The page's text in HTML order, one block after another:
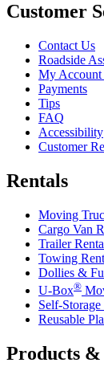
Customer
Contact Us
Roadside
My
Payments
Tips
FAQ
Accessibility
Customer
Rentals
Moving
Cargo Van
Trailer
Towing
Dollies &
U-Box®
Self-
Reusable
Products &